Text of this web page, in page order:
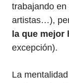
trabajando
artistas…),
la que mejor
excepción).
La